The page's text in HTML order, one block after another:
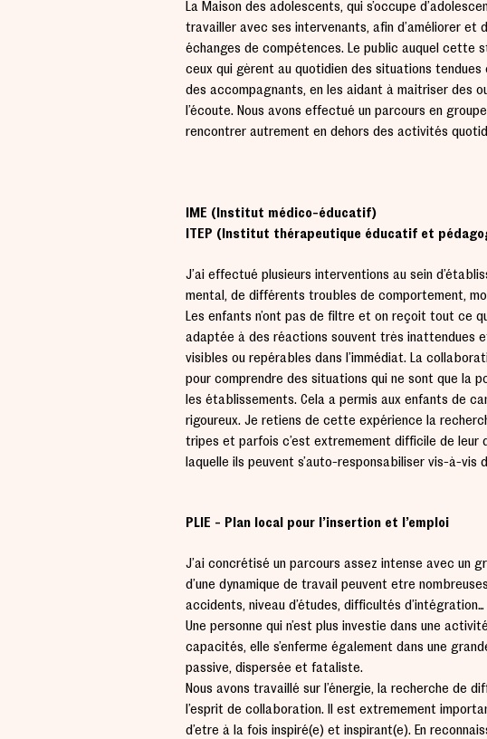
La Maison des adolescents, qui s’occupe
travailler avec ses intervenants, afin d’améliorer et
échanges de compétences. Le public auquel cette
ceux qui gèrent au quotidien des situations
des accompagnants, en les aidant à maitriser des
l’écoute. Nous avons effectué un parcours en
rencontrer autrement en dehors des activités
IME (Institut médico-éducatif)
ITEP (Institut thérapeutique éducatif et
J’ai effectué plusieurs interventions au sein
mental, de différents troubles de comportement,
Les enfants n’ont pas de filtre et on reçoit tout ce
adaptée à des réactions souvent très inattendues
visibles ou repérables dans l’immédiat. La
pour comprendre des situations qui ne sont que la
les établissements. Cela a permis aux enfants de
rigoureux. Je retiens de cette expérience la
tripes et parfois c’est extrêmement difficile de leur
laquelle ils peuvent s’auto-responsabiliser vis-à-vis
PLIE - Plan local pour l’insertion et l’emploi
J’ai concrétisé un parcours assez intense avec un
d’une dynamique de travail peuvent être
accidents, niveau d’études, difficultés d’intégration…
Une personne qui n’est plus investie dans une
capacités, elle s’enferme également dans une
passive, dispersée et fataliste.
Nous avons travaillé sur l’énergie, la recherche de
l’esprit de collaboration. Il est extrêmement
d’être à la fois inspiré(e) et inspirant(e). En